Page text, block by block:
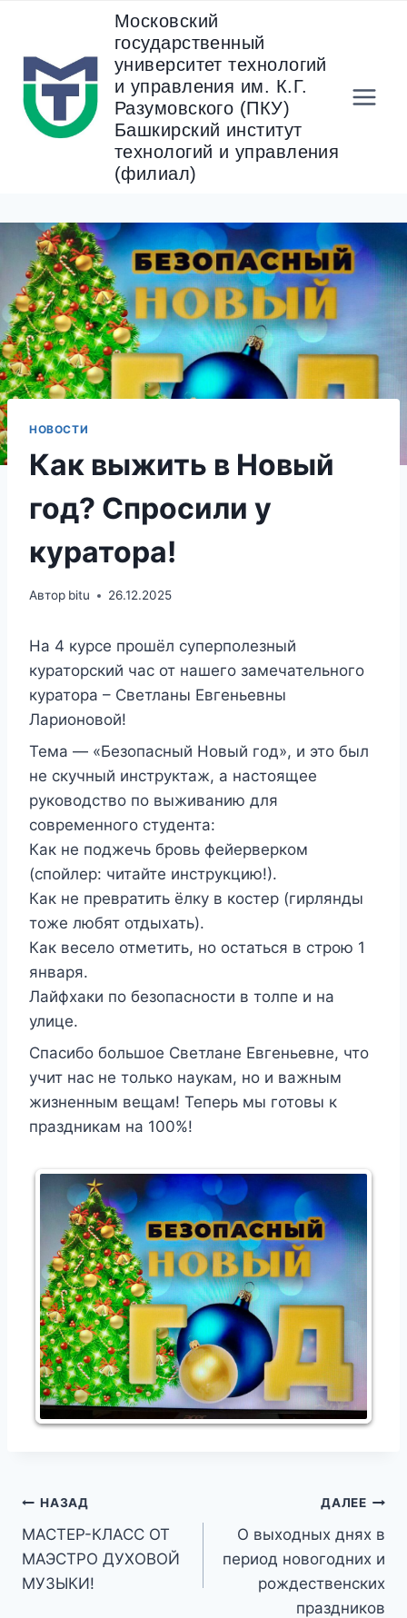
содержанию
Московский
государственный
университет технологий
и управления им. К.Г.
Разумовского (ПКУ)
Башкирский институт
технологий и управления
(филиал)
НОВОСТИ
Как выжить в Новый
год? Спросили у
куратора!
Автор bitu 26.12.2025
На 4 курсе прошёл суперполезный
кураторский час от нашего замечательного
куратора – Светланы Евгеньевны
Ларионовой!
Тема — «Безопасный Новый год», и это был
не скучный инструктаж, а настоящее
руководство по выживанию для
современного студента:
Как не поджечь бровь фейерверком
(спойлер: читайте инструкцию!).
Как не превратить ёлку в костер (гирлянды
тоже любят отдыхать).
Как весело отметить, но остаться в строю 1
января.
Лайфхаки по безопасности в толпе и на
улице.
Спасибо большое Светлане Евгеньевне, что
учит нас не только наукам, но и важным
жизненным вещам! Теперь мы готовы к
праздникам на 100%!
Навигация
по
записям
НАЗАД
МАСТЕР-КЛАСС ОТ
МАЭСТРО ДУХОВОЙ
МУЗЫКИ!
ДАЛЕЕ
О выходных днях в
период новогодних и
рождественских
праздников